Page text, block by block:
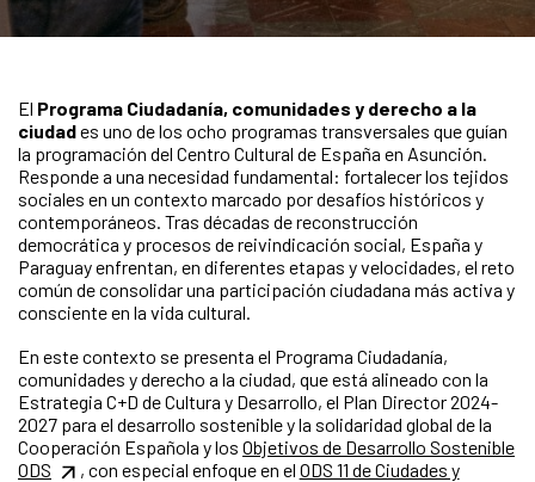
El Programa Ciudadanía, comunidades y derecho a la
ciudades uno de los ocho programas transversales que guían
la programación del Centro Cultural de España en Asunción.
Responde a una necesidad fundamental: fortalecer los tejidos
sociales en un contexto marcado por desafíos históricos y
contemporáneos. Tras décadas de reconstrucción
democrática y procesos de reivindicación social, España y
Paraguay enfrentan, en diferentes etapas y velocidades, el reto
común de consolidar una participación ciudadana más activa y
consciente en la vida cultural.
En este contexto se presenta el Programa Ciudadanía,
comunidades y derecho a la ciudad, que está alineado con la
Estrategia C+D de Cultura y Desarrollo, el Plan Director 2024-
2027 para el desarrollo sostenible y la solidaridad global de la
Cooperación Española y los Objetivos de Desarrollo Sostenible
ODS
, con especial enfoque en el ODS 11 de Ciudades y